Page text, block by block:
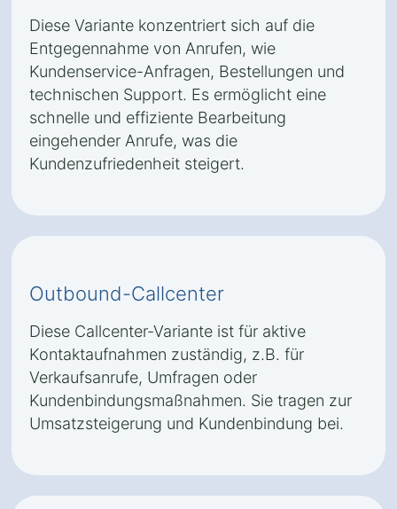
Diese Variante konzentriert sich auf die
Entgegennahme von Anrufen, wie
Kundenservice-Anfragen, Bestellungen und
technischen Support. Es ermöglicht eine
schnelle und effiziente Bearbeitung
eingehender Anrufe, was die
Kundenzufriedenheit steigert.
Outbound-Callcenter
Diese Callcenter-Variante ist für aktive
Kontaktaufnahmen zuständig, z.B. für
Verkaufsanrufe, Umfragen oder
Kundenbindungsmaßnahmen. Sie tragen zur
Umsatzsteigerung und Kundenbindung bei.